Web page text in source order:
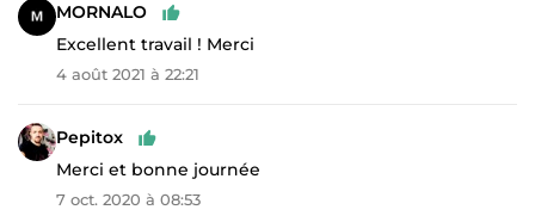
MORNALO
Excellent travail ! Merci
4 août 2021 à 22:21
Pepitox
Merci et bonne journée
7 oct. 2020 à 08:53